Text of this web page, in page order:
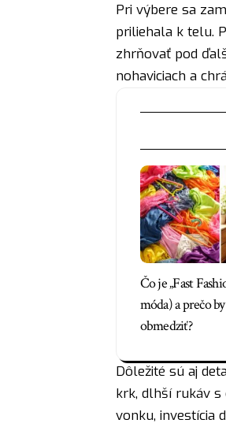
Pri výbere sa
priliehala k telu.
zhrňovať pod
nohaviciach a
Čo je „Fast
móda) a prečo
obmedziť?
Dôležité sú aj
krk, dlhší rukáv s
vonku, investícia